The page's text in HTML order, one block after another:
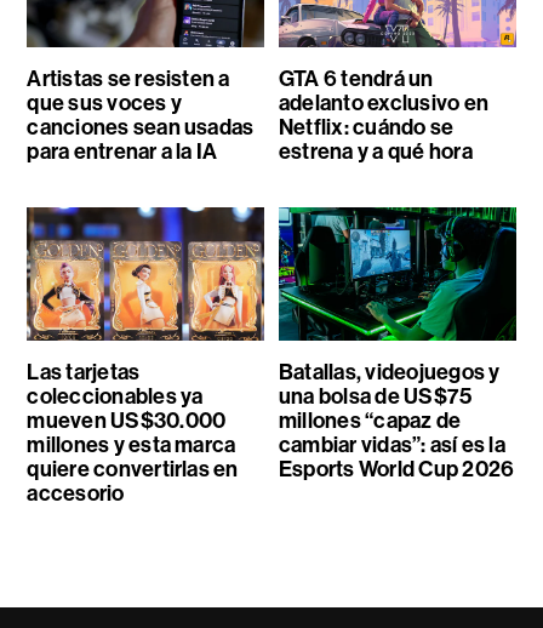
Artistas se resisten a
que sus voces y
canciones sean usadas
para entrenar a la IA
GTA 6 tendrá un
adelanto exclusivo en
Netflix: cuándo se
estrena y a qué hora
Las tarjetas
coleccionables ya
mueven US$30.000
millones y esta marca
quiere convertirlas en
accesorio
Batallas, videojuegos y
una bolsa de US$75
millones “capaz de
cambiar vidas”: así es la
Esports World Cup 2026